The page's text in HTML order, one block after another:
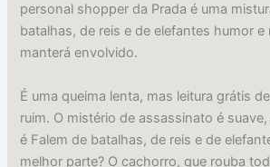
personal shopper da Prada é uma
batalhas, de reis e de elefantes humor e
manterá envolvido.
É uma queima lenta, mas leitura grátis
ruim. O mistério de assassinato é
é Falem de batalhas, de reis e de
melhor parte? O cachorro, que rouba